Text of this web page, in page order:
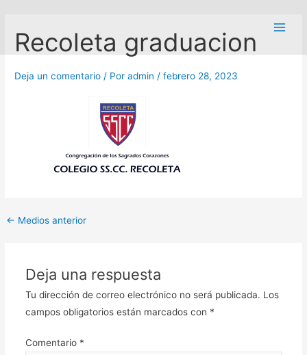
contenido
Recoleta graduacion
Deja un comentario / Poradmin/febrero 28, 2023
entradas
← Medios anterior
Deja una respuesta
Tu dirección de correo electrónico no será publicada. Los
campos obligatorios están marcados con *
Comentario *